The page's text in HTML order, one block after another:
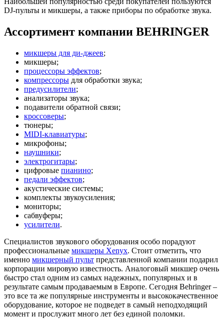
DJ-пульты и микшеры, а также приборы по обработке звука.
Ассортимент компании BEHRINGER
микшеры для ди-джеев;
микшеры;
процессоры эффектов;
компрессоры для обработки звука;
предусилители;
анализаторы звука;
подавители обратной связи;
кроссоверы;
тюнеры;
MIDI-клавиатуры;
микрофоны;
наушники;
электрогитары;
цифровые пианино;
педали эффектов;
акустические системы;
комплекты звукоусиления;
мониторы;
сабвуферы;
усилители.
Специалистов звукового оборудования особо порадуют
профессиональные микшеры Xenyx. Стоит отметить, что
именно микшерный пульт представленной компании подарил
корпорации мировую известность. Аналоговый микшер очень
быстро стал одним из самых надежных, популярных и в
результате самым продаваемым в Европе. Сегодня Behringer –
это все та же популярные инструменты и высококачественное
оборудование, которое не подведет в самый неподходящий
момент и прослужит много лет без единой поломки.